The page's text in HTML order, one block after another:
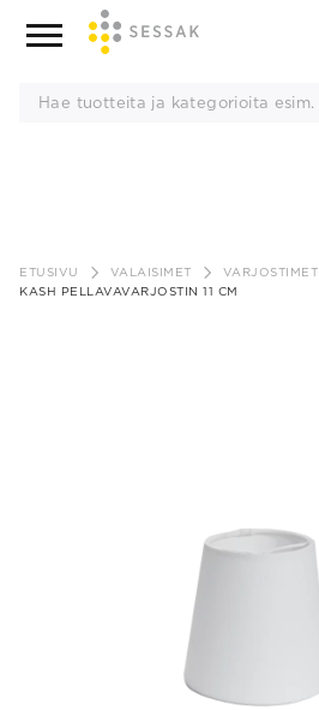
sisältöön
ETUSIVU VALAISIMET
VARJOSTIMET
KASH PELLAVAVARJOSTIN 11 CM